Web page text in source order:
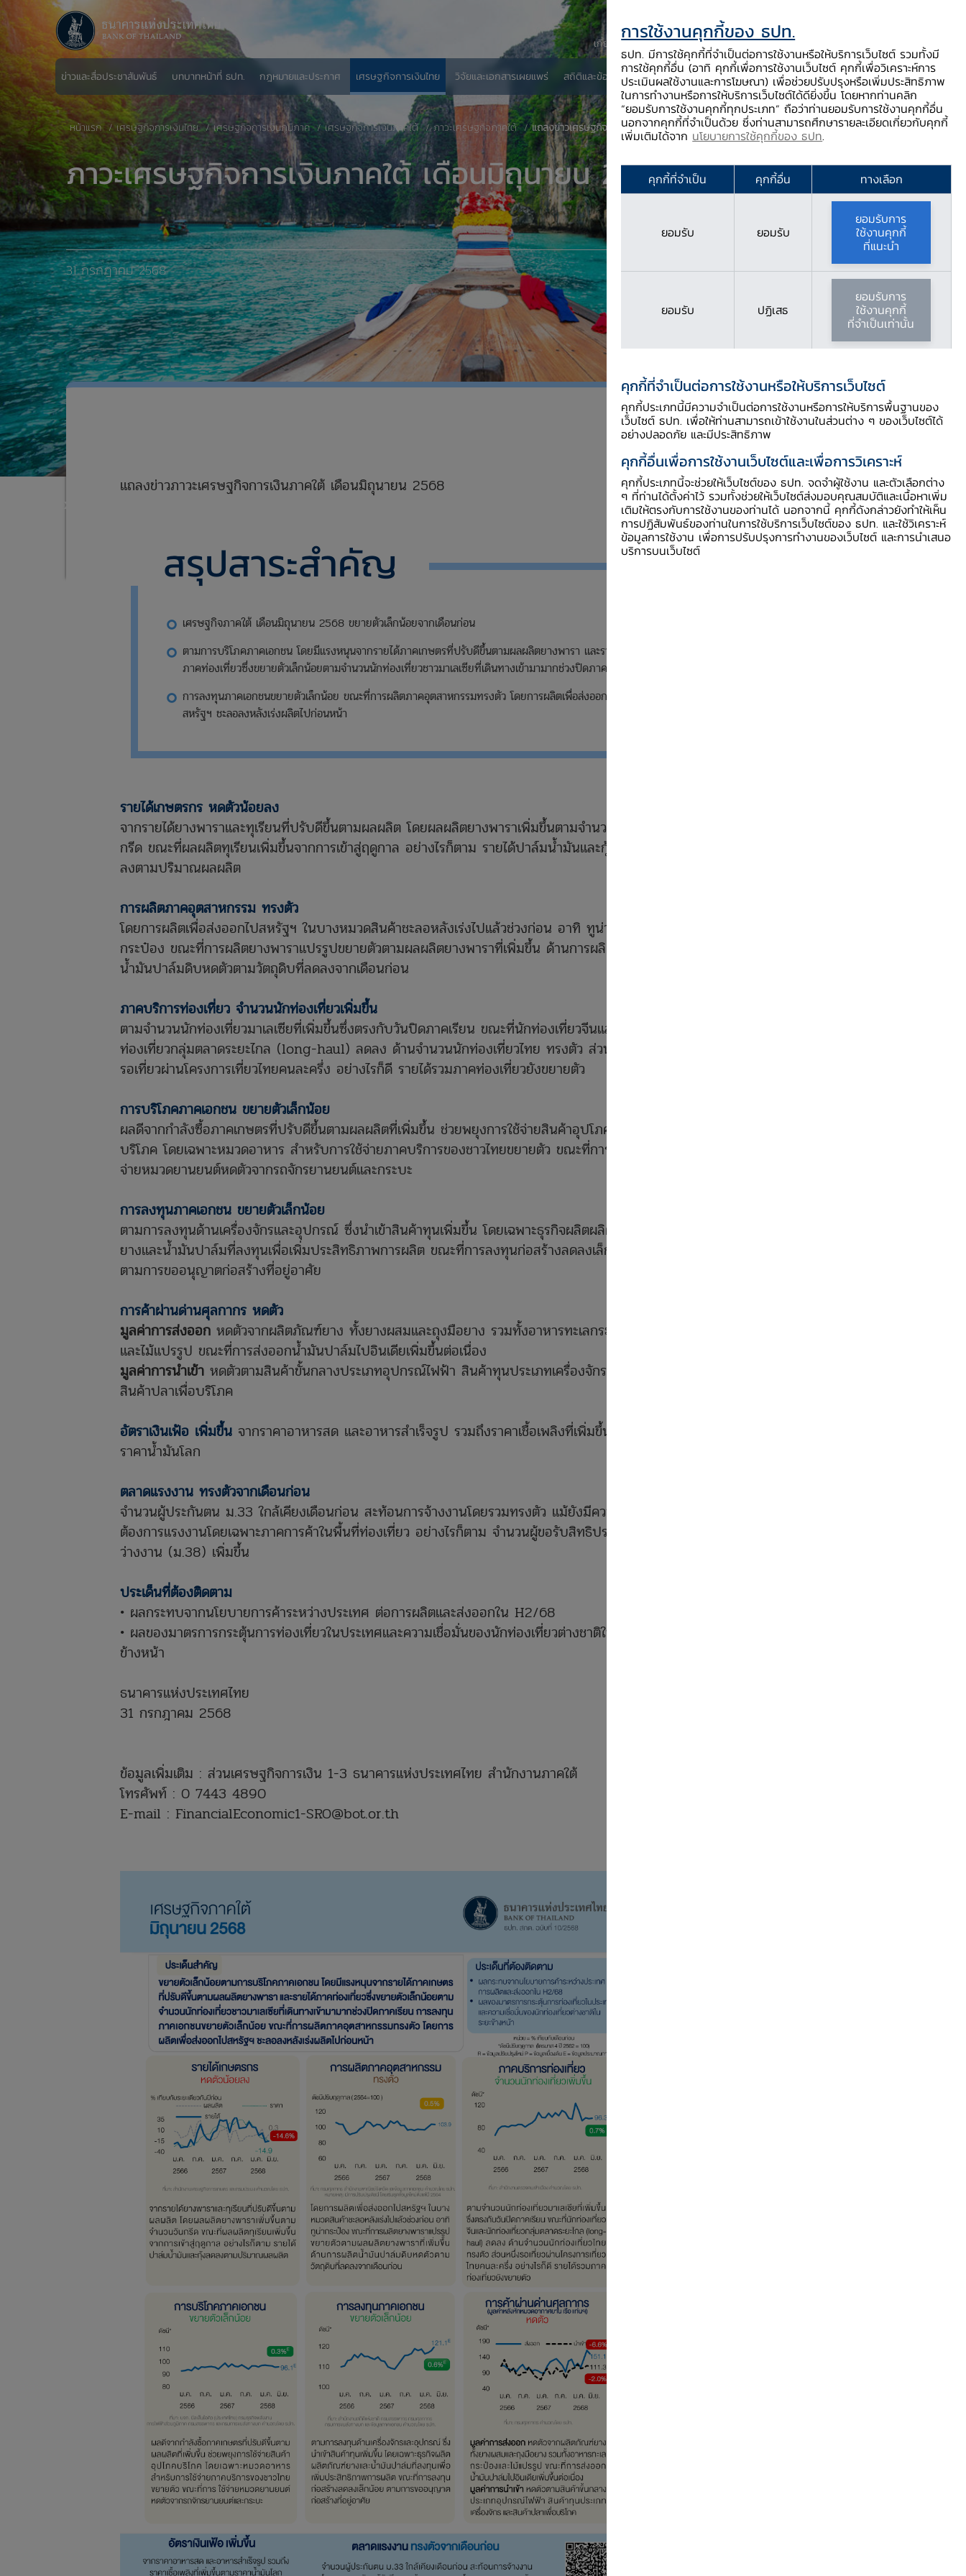
ข่าวและสื่อประชาสัมพันธ์ บทบาทหน้าที่ ธปท. กฎหมายและประกาศ เศรษฐกิจการเงินไทย วิจัยและเอกสารเผยแพร่ สถิติและข้อมูลเผยแพร่ บริการจาก ธปท. นวัตกรรมภาคการเงิน สตางค์ Story
เกี่ยวกับ ธปท. ติดต่อเรา ช่วยเหลือ / ร้องเรียน EN
หน้าแรก เศรษฐกิจการเงินไทย ​เศรษฐกิจการเงินภูมิภาค เศรษฐกิจการเงินภาคใต้ ภาวะเศรษฐกิจภาคใต้ แถลงข่าวเศรษฐกิจการเงินภาคใต้ เดือนมิถุนายน 2568
ภาวะเศรษฐกิจการเงินภาคใต้ เดือนมิถุนายน 2568
31 กรกฎาคม 2568
xxxxxxxxxxxxxxxxxxxxxxxxxxxxxx
แถลงข่าวภาวะเศรษฐกิจการเงินภาคใต้ เดือนมิถุนายน 2568
สรุปสาระสำคัญ
เศรษฐกิจภาคใต้ เดือนมิถุนายน 2568 ขยายตัวเล็กน้อยจากเดือนก่อน
ตามการบริโภคภาคเอกชน โดยมีแรงหนุนจากรายได้ภาคเกษตรที่ปรับดีขึ้นตามผลผลิตยางพารา และรายได้
ภาคท่องเที่ยวซึ่งขยายตัวเล็กน้อยตามจำนวนนักท่องเที่ยวชาวมาเลเซียที่เดินทางเข้ามามากช่วงปิดภาคเรียน
การลงทุนภาคเอกชนขยายตัวเล็กน้อย ขณะที่การผลิตภาคอุตสาหกรรมทรงตัว โดยการผลิตเพื่อส่งออกไป
สหรัฐฯ ชะลอลงหลังเร่งผลิตไปก่อนหน้า
รายได้เกษตรกร หดตัวน้อยลง
จากรายได้ยางพาราและทุเรียนที่ปรับดีขึ้นตามผลผลิต โดยผลผลิตยางพาราเพิ่มขึ้นตามจำนวนวัน
กรีด ขณะที่ผลผลิตทุเรียนเพิ่มขึ้นจากการเข้าสู่ฤดูกาล อย่างไรก็ตาม รายได้ปาล์มน้ำมันและกุ้งลด
ลงตามปริมาณผลผลิต
การผลิตภาคอุตสาหกรรม ทรงตัว
โดยการผลิตเพื่อส่งออกไปสหรัฐฯ ในบางหมวดสินค้าชะลอหลังเร่งไปแล้วช่วงก่อน อาทิ ทูน่า
กระป๋อง ขณะที่การผลิตยางพาราแปรรูปขยายตัวตามผลผลิตยางพาราที่เพิ่มขึ้น ด้านการผลิต
น้ำมันปาล์มดิบหดตัวตามวัตถุดิบที่ลดลงจากเดือนก่อน
ภาคบริการท่องเที่ยว จำนวนนักท่องเที่ยวเพิ่มขึ้น
ตามจำนวนนักท่องเที่ยวมาเลเซียที่เพิ่มขึ้นซึ่งตรงกับวันปิดภาคเรียน ขณะที่นักท่องเที่ยวจีนและนัก
ท่องเที่ยวกลุ่มตลาดระยะไกล (long-haul) ลดลง ด้านจำนวนนักท่องเที่ยวไทย ทรงตัว ส่วนหนึ่ง
รอเที่ยวผ่านโครงการเที่ยวไทยคนละครึ่ง อย่างไรก็ดี รายได้รวมภาคท่องเที่ยวยังขยายตัว
การบริโภคภาคเอกชน ขยายตัวเล็กน้อย
ผลดีจากกำลังซื้อภาคเกษตรที่ปรับดีขึ้นตามผลผลิตที่เพิ่มขึ้น ช่วยพยุงการใช้จ่ายสินค้าอุปโภค
บริโภค โดยเฉพาะหมวดอาหาร สำหรับการใช้จ่ายภาคบริการของชาวไทยขยายตัว ขณะที่การใช้
จ่ายหมวดยานยนต์หดตัวจากรถจักรยานยนต์และกระบะ
การลงทุนภาคเอกชน ขยายตัวเล็กน้อย
ตามการลงทุนด้านเครื่องจักรและอุปกรณ์ ซึ่งนำเข้าสินค้าทุนเพิ่มขึ้น โดยเฉพาะธุรกิจผลิตผลิตภัณฑ์
ยางและน้ำมันปาล์มที่ลงทุนเพื่อเพิ่มประสิทธิภาพการผลิต ขณะที่การลงทุนก่อสร้างลดลงเล็กน้อย
ตามการขออนุญาตก่อสร้างที่อยู่อาศัย
การค้าผ่านด่านศุลกากร หดตัว
มูลค่าการส่งออก หดตัวจากผลิตภัณฑ์ยาง ทั้งยางผสมและถุงมือยาง รวมทั้งอาหารทะเลกระป๋อง
และไม้แปรรูป ขณะที่การส่งออกน้ำมันปาล์มไปอินเดียเพิ่มขึ้นต่อเนื่อง
มูลค่าการนำเข้า หดตัวตามสินค้าขั้นกลางประเภทอุปกรณ์ไฟฟ้า สินค้าทุนประเภทเครื่องจักร และ
สินค้าปลาเพื่อบริโภค
อัตราเงินเฟ้อ เพิ่มขึ้น จากราคาอาหารสด และอาหารสำเร็จรูป รวมถึงราคาเชื้อเพลิงที่เพิ่มขึ้นตาม
ราคาน้ำมันโลก
ตลาดแรงงาน ทรงตัวจากเดือนก่อน
จำนวนผู้ประกันตน ม.33 ใกล้เคียงเดือนก่อน สะท้อนการจ้างงานโดยรวมทรงตัว แม้ยังมีความ
ต้องการแรงงานโดยเฉพาะภาคการค้าในพื้นที่ท่องเที่ยว อย่างไรก็ตาม จำนวนผู้ขอรับสิทธิประโยชน์
ว่างงาน (ม.38) เพิ่มขึ้น
ประเด็นที่ต้องติดตาม
• ผลกระทบจากนโยบายการค้าระหว่างประเทศ ต่อการผลิตและส่งออกใน H2/68
• ผลของมาตรการกระตุ้นการท่องเที่ยวในประเทศและความเชื่อมั่นของนักท่องเที่ยวต่างชาติในระยะ
ข้างหน้า
ธนาคารแห่งประเทศไทย
31 กรกฎาคม 2568
ข้อมูลเพิ่มเติม : ส่วนเศรษฐกิจการเงิน 1-3 ธนาคารแห่งประเทศไทย สำนักงานภาคใต้
โทรศัพท์ : 0 7443 4890
E-mail : FinancialEconomic1-SRO@bot.or.th
เอกสารประกอบการแถลงข่าว
แถลงข่าวเศรษฐกิจและการเงิน
การใช้งานคุกกี้ของ ธปท.
ธปท. มีการใช้คุกกี้ที่จำเป็นต่อการใช้งานหรือให้บริการเว็บไซต์ รวมทั้งมี
การใช้คุกกี้อื่น (อาทิ คุกกี้เพื่อการใช้งานเว็บไซต์ คุกกี้เพื่อวิเคราะห์การ
ประเมินผลใช้งานและการโฆษณา) เพื่อช่วยปรับปรุงหรือเพิ่มประสิทธิภาพ
ในการทำงานหรือการให้บริการเว็บไซต์ได้ดียิ่งขึ้น โดยหากท่านคลิก
“ยอมรับการใช้งานคุกกี้ทุกประเภท” ถือว่าท่านยอมรับการใช้งานคุกกี้อื่น
นอกจากคุกกี้ที่จำเป็นด้วย ซึ่งท่านสามารถศึกษารายละเอียดเกี่ยวกับคุกกี้
เพิ่มเติมได้จาก นโยบายการใช้คุกกี้ของ ธปท.
คุกกี้ที่จำเป็น คุกกี้อื่น ทางเลือก
ยอมรับ ยอมรับ
ยอมรับการ
ใช้งานคุกกี้
ที่แนะนำ
ยอมรับ ปฏิเสธ
ยอมรับการ
ใช้งานคุกกี้
ที่จำเป็นเท่านั้น
คุกกี้ที่จำเป็นต่อการใช้งานหรือให้บริการเว็บไซต์
คุกกี้ประเภทนี้มีความจำเป็นต่อการใช้งานหรือการให้บริการพื้นฐานของ
เว็บไซต์ ธปท. เพื่อให้ท่านสามารถเข้าใช้งานในส่วนต่าง ๆ ของเว็บไซต์ได้
อย่างปลอดภัย และมีประสิทธิภาพ
คุกกี้อื่นเพื่อการใช้งานเว็บไซต์และเพื่อการวิเคราะห์
คุกกี้ประเภทนี้จะช่วยให้เว็บไซต์ของ ธปท. จดจำผู้ใช้งาน และตัวเลือกต่าง
ๆ ที่ท่านได้ตั้งค่าไว้ รวมทั้งช่วยให้เว็บไซต์ส่งมอบคุณสมบัติและเนื้อหาเพิ่ม
เติมให้ตรงกับการใช้งานของท่านได้ นอกจากนี้ คุกกี้ดังกล่าวยังทำให้เห็น
การปฏิสัมพันธ์ของท่านในการใช้บริการเว็บไซต์ของ ธปท. และใช้วิเคราะห์
ข้อมูลการใช้งาน เพื่อการปรับปรุงการทำงานของเว็บไซต์ และการนำเสนอ
บริการบนเว็บไซต์